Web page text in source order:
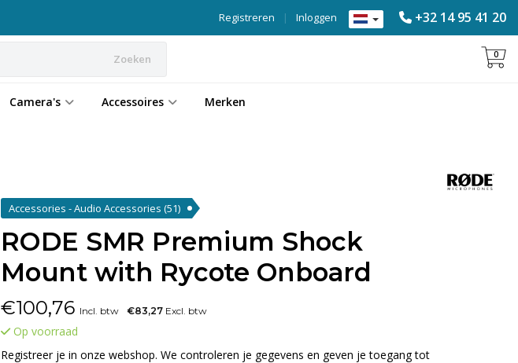
+32 14 95 41 20
Inloggen
|
Registreren
Zoeken 0
Camera's Accessoires Merken
Accessories - Audio Accessories (51)
RODE SMR Premium Shock
Mount with Rycote Onboard
€100,76 Incl. btw €83,27 Excl. btw
Op voorraad
Registreer je in onze webshop. We controleren je gegevens en geven je toegang tot